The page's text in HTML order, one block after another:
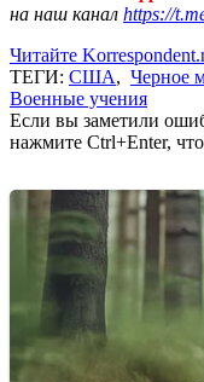
на наш канал https://
Читайте
ТЕГИ: США, Черное
Военные учения
Если вы заметили
нажмите Ctrl+Enter,